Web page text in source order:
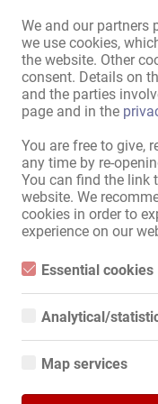
We and our partners
we use cookies,
the website. Other
consent. Details on
and the parties
page and in the
You are free to give,
any time by re-
You can find the link
website. We
cookies in order to
experience on our
Essential cookies
Essential cookies are
function properly
Analytical/
Analytical or statistical
They help website
Map services
Отличная частная
Адрес существует в
зарекомендовал себя
только был полностью
Возможности для
Рюссельсхайме мало
добраться из
В квартире 4 кабинета,
Парковочные места
Комнаты сдаются на
Встречи
Если у вас есть